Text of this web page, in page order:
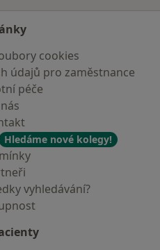
cookies
údajů pro zaměstnance
péče
Hledáme nové kolegy!
vyhledávání?